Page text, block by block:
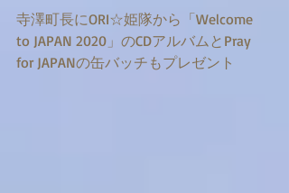
寺澤町長にORI☆姫隊から「Welcome
to JAPAN 2020」のCDアルバムとPray
for JAPANの缶バッチもプレゼント